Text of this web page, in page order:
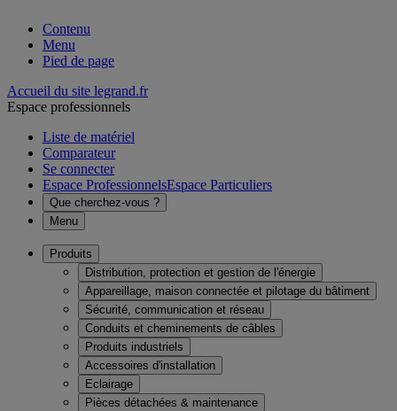
Contenu
Menu
Pied de page
Accueil du site legrand.fr
Espace professionnels
Liste de matériel
Comparateur
Se connecter
Espace ProfessionnelsEspace Particuliers
Que cherchez-vous ?
Menu
Produits
Distribution, protection et gestion de l'énergie
Appareillage, maison connectée et pilotage du bâtiment
Sécurité, communication et réseau
Conduits et cheminements de câbles
Produits industriels
Accessoires d'installation
Eclairage
Pièces détachées & maintenance